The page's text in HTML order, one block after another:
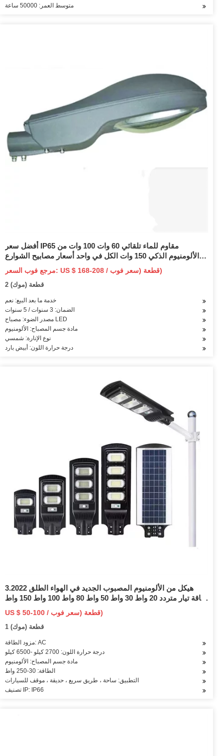
متوسط العمر: 50000 ساعة
أفضل سعر IP65 مقاوم للماء تلقائي 60 وات 100 وات من
الألومنيوم الذكي 150 وات الكل في واحد أسعار مصابيح الشوارع
LED الشمسية
مرجع فوب السعر: US $ 168-208 / قطعة (سعر فوب)
2 قطعة (موك)
خدمة ما بعد البيع: نعم
الضمان: 3 سنوات / 5 سنوات
مصدر الضوء: مصباح LED
مادة جسم المصباح: الألومنيوم
نوع الإنارة: شمسي
درجة حرارة اللون: أبيض بارد
3.2022 هيكل من الألومنيوم المصبوب الجديد في الهواء الطلق
طاقة تيار متردد 20 واط 30 واط 50 واط 80 واط 100 واط 150 واط
US $ 50-100 / قطعة (سعر فوب)
1 قطعة (موك)
مزود الطاقة: AC
درجة حرارة اللون: 2700 كيلو -6500 كيلو
مادة جسم المصباح: الألومنيوم
الطاقة: 30-250 واط
التطبيق: ساحة ، طريق سريع ، حديقة ، موقف للسيارات
تصنيف IP: IP66